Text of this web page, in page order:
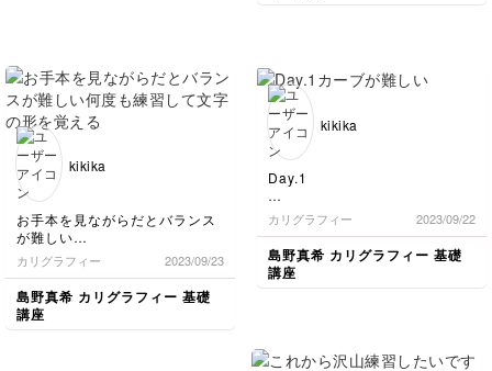
kikika
お手本を見ながらだとバランス
が難しい
何度も練習して文字の形を覚え
る
カリグラフィー 2023/09/23
島野真希 カリグラフィー 基礎
講座
kikika
Day.1
カーブが難しい
カリグラフィー 2023/09/22
島野真希 カリグラフィー 基礎
講座